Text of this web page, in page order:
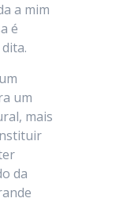
a mim
é
um
mais
da